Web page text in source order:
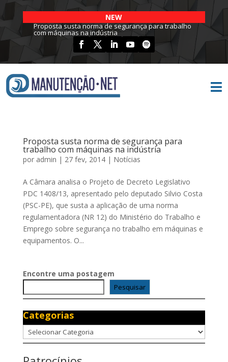
NEW
Proposta susta norma de segurança para trabalho
com máquinas na indústria

Proposta susta norma de segurança para
trabalho com máquinas na indústria
por admin | 27 fev, 2014| Notícias
A Câmara analisa o Projeto de Decreto Legislativo
PDC 1408/13, apresentado pelo deputado Silvio Costa
(PSC-PE), que susta a aplicação de uma norma
regulamentadora (NR 12) do Ministério do Trabalho e
Emprego sobre segurança no trabalho em máquinas e
equipamentos. O...
Encontre uma postagem
Pesquisar
Categorias
Categorias